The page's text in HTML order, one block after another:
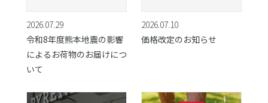
2026.07.29
令和8年度熊本地震の影響
によるお荷物のお届けにつ
いて
2026.07.10
価格改定のお知らせ